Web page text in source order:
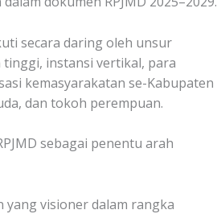
secara daring oleh unsur
instansi vertikal, para
kemasyarakatan se-Kabupaten
dan tokoh perempuan.
sebagai penentu arah
yang visioner dalam rangka